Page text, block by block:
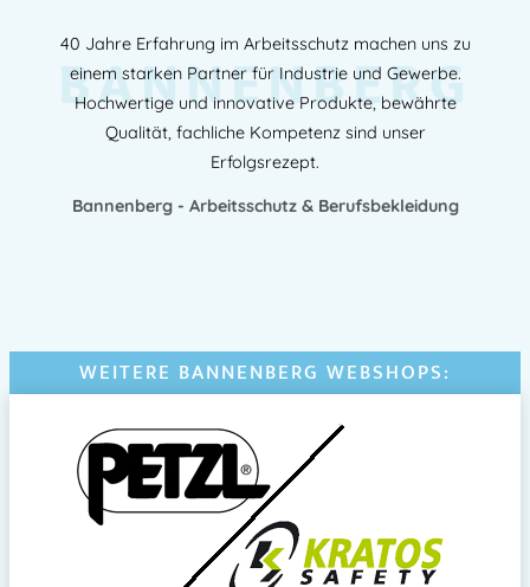
40 Jahre Erfahrung im Arbeitsschutz machen uns zu
einem starken Partner für Industrie und Gewerbe.
Hochwertige und innovative Produkte, bewährte
Qualität, fachliche Kompetenz sind unser
Erfolgsrezept.
Bannenberg - Arbeitsschutz & Berufsbekleidung
BANNENBERG
WEITERE BANNENBERG WEBSHOPS: